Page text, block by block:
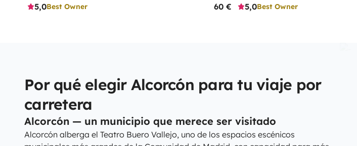
5,0Best Owner 60 €
5,0Best Owner
Por qué elegir Alcorcón para tu viaje por
carretera
Alcorcón — un municipio que merece ser visitado
Alcorcón alberga el Teatro Buero Vallejo, uno de los espacios escénicos